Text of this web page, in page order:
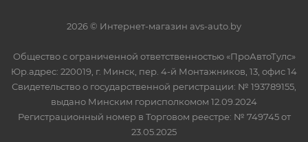
2026 © Интернет-магазин avs-auto.by
Общество с ограниченной ответственностью «ПроАвтоТулс»
Юр.адрес: 220019, г. Минск, пер. 4-й Монтажников, 13, офис 14
Свидетельство о государственной регистрации: № 193789155,
выдано Минским горисполкомом 12.09.2024
Регистрационный номер в Торговом реестре: № 749745 от
23.05.2025